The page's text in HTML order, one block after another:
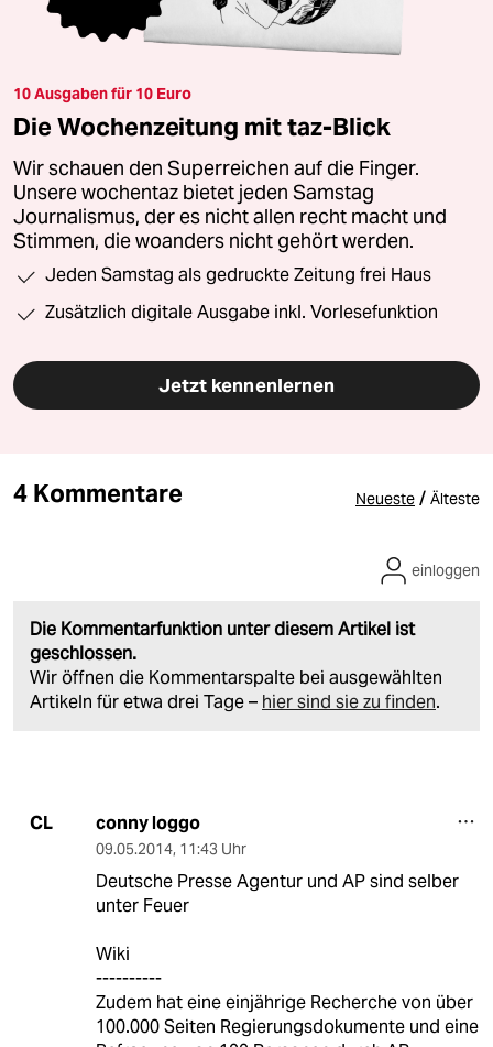
10 Ausgaben für 10 Euro
Die Wochenzeitung mit taz-Blick
Wir schauen den Superreichen auf die Finger.
Unsere wochentaz bietet jeden Samstag
Journalismus, der es nicht allen recht macht und
Stimmen, die woanders nicht gehört werden.
Jeden Samstag als gedruckte Zeitung frei Haus
Zusätzlich digitale Ausgabe inkl. Vorlesefunktion
Jetzt kennenlernen
4 Kommentare Neueste / Älteste
Die Kommentarfunktion unter diesem Artikel ist
geschlossen.
Wir öffnen die Kommentarspalte bei ausgewählten
Artikeln für etwa drei Tage – hier sind sie zu finden.
einloggen
CL conny loggo
09.05.2014, 11:43 Uhr
Deutsche Presse Agentur und AP sind selber
unter Feuer
Wiki
----------
Zudem hat eine einjährige Recherche von über
100.000 Seiten Regierungsdokumente und eine